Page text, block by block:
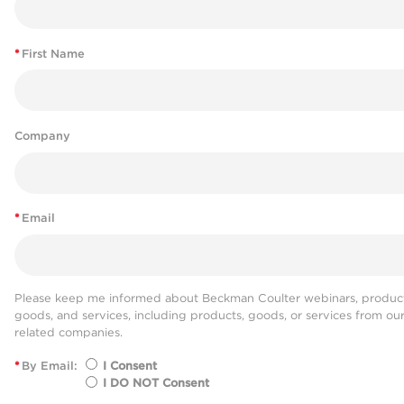
* First Name
Company
* Email
Please keep me informed about Beckman Coulter webinars,
goods, and services, including products, goods, or services from our
related companies.
* By Email:
I Consent
I DO NOT Consent